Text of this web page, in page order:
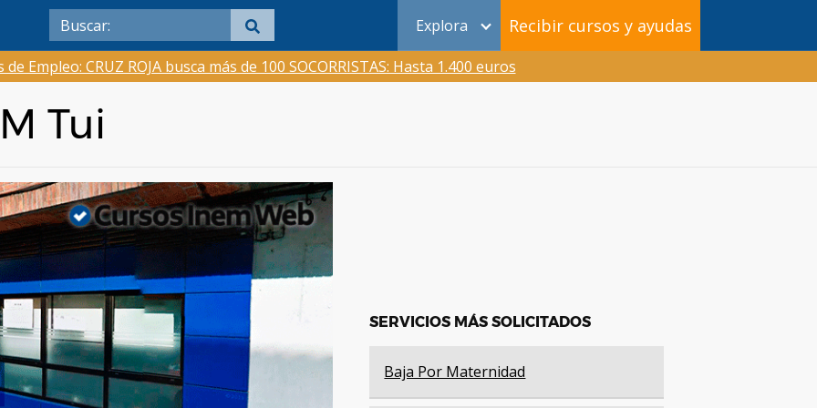
Explora Recibir cursos y ayudas
Empleo: CRUZ ROJA busca más de 100 SOCORRISTAS: Hasta 1.400 euros
Tui
SERVICIOS MÁS SOLICITADOS
Baja Por Maternidad